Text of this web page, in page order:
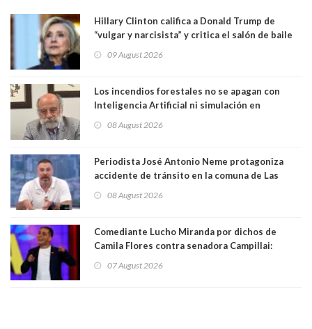
Hillary Clinton califica a Donald Trump de
“vulgar y narcisista” y critica el salón de baile
que construye en la Casa Blanca: “No es su
casa. Y la está destruyendo”
09 August 2026
Los incendios forestales no se apagan con
Inteligencia Artificial ni simulación en
computadores. Por Herbert Haltenhoff,
Magister en Asentamientos Humanos PUC
08 August 2026
Periodista José Antonio Neme protagoniza
accidente de tránsito en la comuna de Las
Condes. Queda apercibido ante la fiscalía
08 August 2026
Comediante Lucho Miranda por dichos de
Camila Flores contra senadora Campillai:
"Pensar que todo se consigue por pena es una
forma de quitar dignidad"
07 August 2026